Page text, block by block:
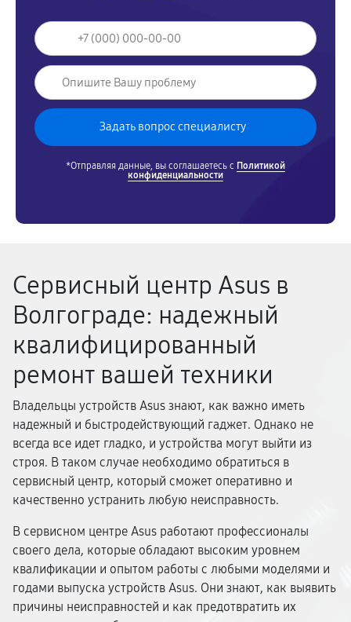
*Отправляя данные, вы соглашаетесь с Политикой
конфиденциальности
Сервисный центр Asus в
Волгограде: надежный
квалифицированный
ремонт вашей техники
Владельцы устройств Asus знают, как важно иметь
надежный и быстродействующий гаджет. Однако не
всегда все идет гладко, и устройства могут выйти из
строя. В таком случае необходимо обратиться в
сервисный центр, который сможет оперативно и
качественно устранить любую неисправность.
В сервисном центре Asus работают профессионалы
своего дела, которые обладают высоким уровнем
квалификации и опытом работы с любыми моделями и
годами выпуска устройств Asus. Они знают, как выявить
причины неисправностей и как предотвратить их